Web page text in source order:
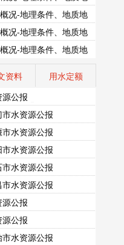
图水系图
况-地理条件、地质地
图水系图
况-地理条件、地质地
图水系图
况-地理条件、地质地
图水系图
资料
用水定额
公报
水资源公报
水资源公报
水资源公报
水资源公报
水资源公报
公报
公报
水资源公报